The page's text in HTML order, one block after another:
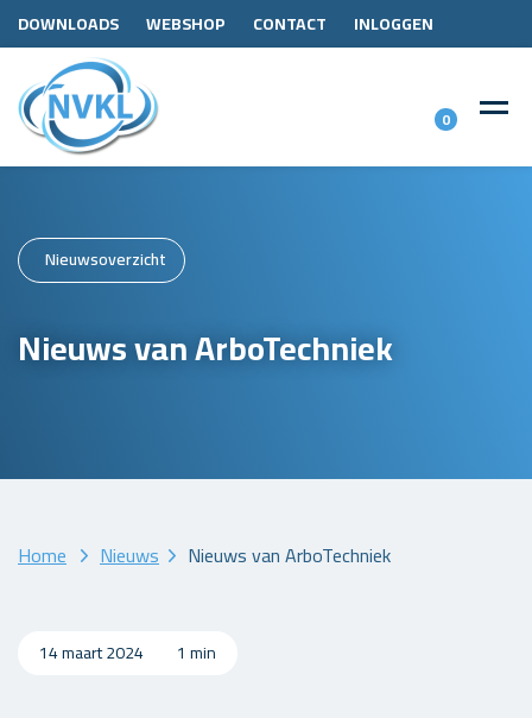
DOWNLOADS WEBSHOP CONTACT INLOGGEN
0
Nieuwsoverzicht
Nieuws van ArboTechniek
Home Nieuws Nieuws van ArboTechniek
14 maart 2024 1 min